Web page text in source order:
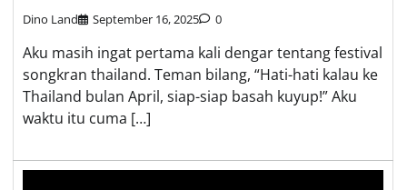
Dino Land September 16, 2025 0
Aku masih ingat pertama kali dengar tentang festival
songkran thailand. Teman bilang, “Hati-hati kalau ke
Thailand bulan April, siap-siap basah kuyup!” Aku
waktu itu cuma […]